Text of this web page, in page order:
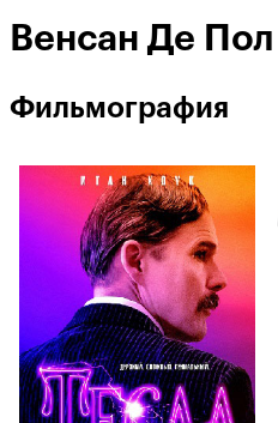
Венсан Де Пол
Фильмография